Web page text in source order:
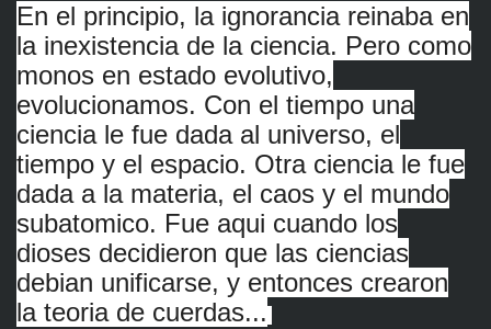
En el principio, la ignorancia reinaba en
la inexistencia de la ciencia. Pero como
monos en estado evolutivo,
evolucionamos. Con el tiempo una
ciencia le fue dada al universo, el
tiempo y el espacio. Otra ciencia le fue
dada a la materia, el caos y el mundo
subatomico. Fue aqui cuando los
dioses decidieron que las ciencias
debian unificarse, y entonces crearon
la teoria de cuerdas...